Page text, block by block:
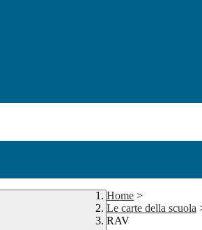
Home >
Le carte della scuola
RAV